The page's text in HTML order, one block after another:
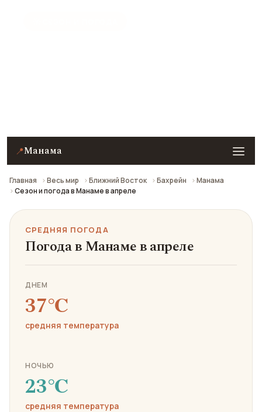
📍Манама
Главная Весь мир Ближний Восток Бахрейн
Манама
Сезон и погода в Манаме в апреле
СРЕДНЯЯ ПОГОДА
Погода в Манаме в апреле
ДНЕМ
37℃
средняя температура
НОЧЬЮ
23℃
средняя температура